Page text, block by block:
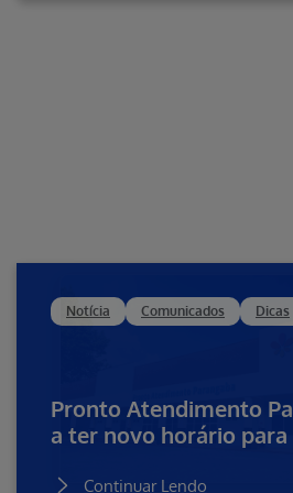
Notícia Comunicados Dicas
Pronto Atendimento
a ter novo horário
Continuar Lendo